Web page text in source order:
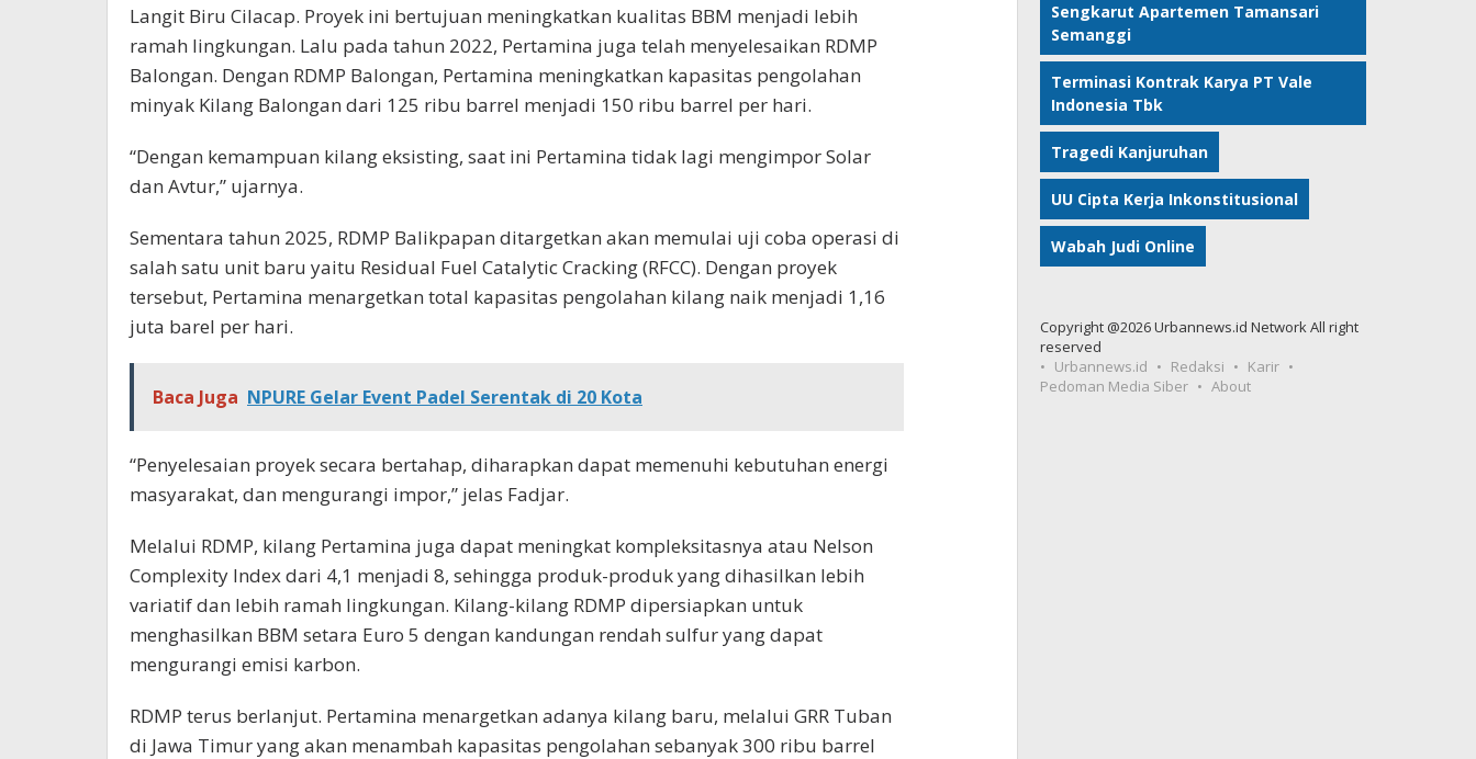
Langit Biru Cilacap. Proyek ini bertujuan meningkatkan kualitas BBM menjadi lebih
ramah lingkungan. Lalu pada tahun 2022, Pertamina juga telah menyelesaikan RDMP
Balongan. Dengan RDMP Balongan, Pertamina meningkatkan kapasitas pengolahan
minyak Kilang Balongan dari 125 ribu barrel menjadi 150 ribu barrel per hari.
“Dengan kemampuan kilang eksisting, saat ini Pertamina tidak lagi mengimpor Solar
dan Avtur,” ujarnya.
Sementara tahun 2025, RDMP Balikpapan ditargetkan akan memulai uji coba operasi di
salah satu unit baru yaitu Residual Fuel Catalytic Cracking (RFCC). Dengan proyek
tersebut, Pertamina menargetkan total kapasitas pengolahan kilang naik menjadi 1,16
juta barel per hari.
Baca Juga NPURE Gelar Event Padel Serentak di 20 Kota
“Penyelesaian proyek secara bertahap, diharapkan dapat memenuhi kebutuhan energi
masyarakat, dan mengurangi impor,” jelas Fadjar.
Melalui RDMP, kilang Pertamina juga dapat meningkat kompleksitasnya atau Nelson
Complexity Index dari 4,1 menjadi 8, sehingga produk-produk yang dihasilkan lebih
variatif dan lebih ramah lingkungan. Kilang-kilang RDMP dipersiapkan untuk
menghasilkan BBM setara Euro 5 dengan kandungan rendah sulfur yang dapat
mengurangi emisi karbon.
RDMP terus berlanjut. Pertamina menargetkan adanya kilang baru, melalui GRR Tuban
di Jawa Timur yang akan menambah kapasitas pengolahan sebanyak 300 ribu barrel
Sengkarut Apartemen Tamansari
Semanggi
Terminasi Kontrak Karya PT Vale
Indonesia Tbk
Tragedi Kanjuruhan
UU Cipta Kerja Inkonstitusional
Wabah Judi Online
Copyright @2026 Urbannews.id Network All right
reserved
Urbannews.id
Redaksi
Karir
Pedoman Media Siber
About